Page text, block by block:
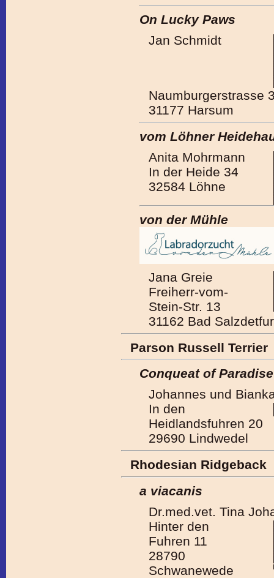
On Lucky Paws
Jan Schmidt
Naumburgerstrasse
31177 Harsum
vom Löhner
Anita Mohrmann
In der Heide 34
32584 Löhne
von der Mühle
Jana Greie
Freiherr-vom-
Stein-Str. 13
31162 Bad
Parson Russell Terrier
Conqueat of Paradise
Johannes und
In den
Heidlandsfuhren 20
29690 Lindwedel
Rhodesian Ridgeback
a viacanis
Dr.med.vet. Tina
Hinter den
Fuhren 11
28790
Schwanewede